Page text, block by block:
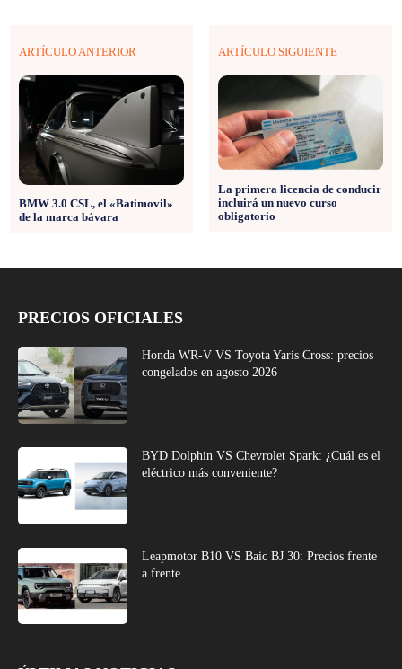
ARTÍCULO ANTERIOR
BMW 3.0 CSL, el «Batimovil»
de la marca bávara
ARTÍCULO SIGUIENTE
La primera licencia de conducir
incluirá un nuevo curso
obligatorio
PRECIOS OFICIALES
Honda WR-V VS Toyota Yaris Cross: precios
congelados en agosto 2026
BYD Dolphin VS Chevrolet Spark: ¿Cuál es el
eléctrico más conveniente?
Leapmotor B10 VS Baic BJ 30: Precios frente
a frente